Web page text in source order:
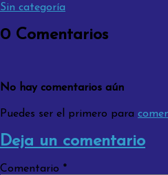
Sin categoría
0 Comentarios
No hay comentarios aún
Puedes ser el primero para
Deja un comentario
Comentario *